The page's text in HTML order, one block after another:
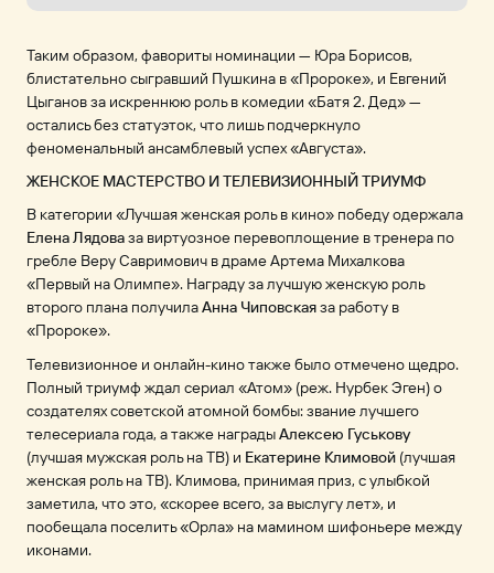
Таким образом, фавориты номинации — Юра Борисов,
блистательно сыгравший Пушкина в «Пророке», и Евгений
Цыганов за искреннюю роль в комедии «Батя 2. Дед» —
остались без статуэток, что лишь подчеркнуло
феноменальный ансамблевый успех «Августа».
ЖЕНСКОЕ МАСТЕРСТВО И ТЕЛЕВИЗИОННЫЙ ТРИУМФ
В категории «Лучшая женская роль в кино» победу одержала
Елена Лядоваза виртуозное перевоплощение в тренера по
гребле Веру Савримович в драме Артема Михалкова
«Первый на Олимпе». Награду за лучшую женскую роль
второго плана получилаАнна Чиповскаяза работу в
«Пророке».
Телевизионное и онлайн-кино также было отмечено щедро.
Полный триумф ждал сериал «Атом» (реж. Нурбек Эген) о
создателях советской атомной бомбы: звание лучшего
телесериала года, а также наградыАлексею Гуськову
(лучшая мужская роль на ТВ) и Екатерине Климовой(лучшая
женская роль на ТВ). Климова, принимая приз, с улыбкой
заметила, что это, «скорее всего, за выслугу лет», и
пообещала поселить «Орла» на мамином шифоньере между
иконами.